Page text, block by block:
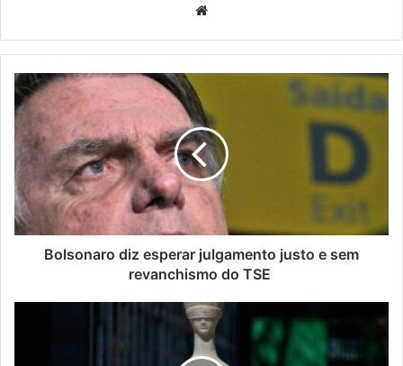
Bolsonaro diz esperar julgamento justo e sem
revanchismo do TSE